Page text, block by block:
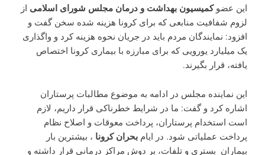
این عضوکمیسیون بهداشت و درمان مجلس شورای اسلامی از
لزوم شفافیت منابعی که برای کرونا هزینه شده سخن گفت و
افزود: نمایندگان مردم باید در جریان نحوه هزینه کرد و واگذاری
یک میلیارد یورویی که برای مبارزه با بیماری کرونا اختصاص
یافته، قرار بگیرند.
این نماینده مجلس در ادامه به موضوع مطالبات پرستاران
اشاره کرد و گفت: ما در شرایط خطرناکی قرار داریم، لازم
است استخدام پرستاران، پرداخت معوقات و اصلاح نظام
پرداخت عملیاتی شود. در ایام بحران کرونا ، بیشترین بار
بیماران بستری و تلفات، بر دوش مراکز درمانی قرار داشته و